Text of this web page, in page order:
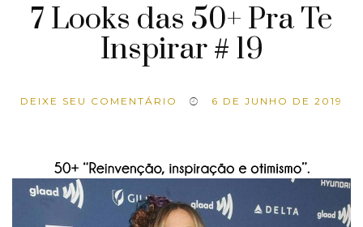
7 Looks das 50+ Pra Te
Inspirar # 19
DEIXE SEU COMENTÁRIO 6 DE JUNHO DE 2019